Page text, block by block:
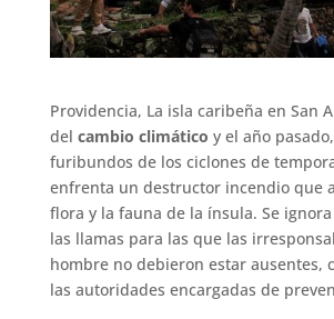
Providencia, La isla caribeña en San
del cambio climático y el año
furibundos de los ciclones de
enfrenta un destructor incendio que
flora y la fauna de la ínsula. Se
las llamas para las que las
hombre no debieron estar ausentes,
las autoridades encargadas de